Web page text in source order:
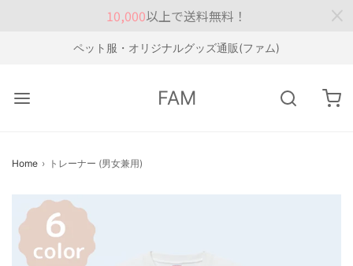
10,000以上で送料無料！
ペット服・オリジナルグッズ通販(ファム)
FAM
Home › トレーナー (男女兼用)